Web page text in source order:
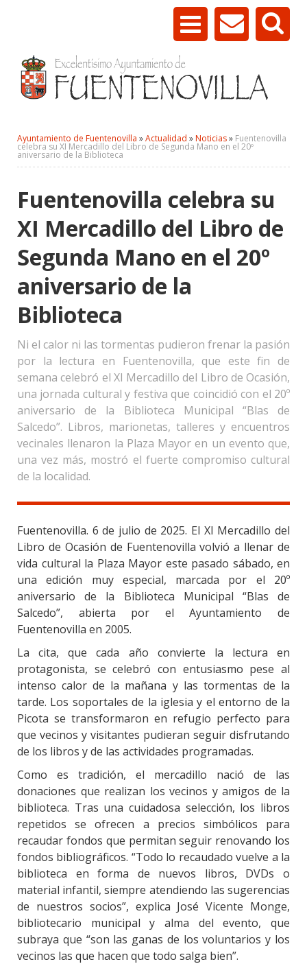
Ayuntamiento de Fuentenovilla »Actualidad »Noticias» Fuentenovilla
celebra su XI Mercadillo del Libro de Segunda Mano en el 20º
aniversario de la Biblioteca
Fuentenovilla celebra su
XI Mercadillo del Libro de
Segunda Mano en el 20º
aniversario de la
Biblioteca
Ni el calor ni las tormentas pudieron frenar la pasión
por la lectura en Fuentenovilla, que este fin de
semana celebró el XI Mercadillo del Libro de Ocasión,
una jornada cultural y festiva que coincidió con el 20º
aniversario de la Biblioteca Municipal “Blas de
Salcedo”. Libros, marionetas, talleres y encuentros
vecinales llenaron la Plaza Mayor en un evento que,
una vez más, mostró el fuerte compromiso cultural
de la localidad.
Fuentenovilla. 6 de julio de 2025. El XI Mercadillo del
Libro de Ocasión de Fuentenovilla volvió a llenar de
vida cultural la Plaza Mayor este pasado sábado, en
una edición muy especial, marcada por el 20º
aniversario de la Biblioteca Municipal “Blas de
Salcedo”, abierta por el Ayuntamiento de
Fuentenovilla en 2005.
La cita, que cada año convierte la lectura en
protagonista, se celebró con entusiasmo pese al
intenso calor de la mañana y las tormentas de la
tarde. Los soportales de la iglesia y el entorno de la
Picota se transformaron en refugio perfecto para
que vecinos y visitantes pudieran seguir disfrutando
de los libros y de las actividades programadas.
Como es tradición, el mercadillo nació de las
donaciones que realizan los vecinos y amigos de la
biblioteca. Tras una cuidadosa selección, los libros
repetidos se ofrecen a precios simbólicos para
recaudar fondos que permitan seguir renovando los
fondos bibliográficos. “Todo lo recaudado vuelve a la
biblioteca en forma de nuevos libros, DVDs o
material infantil, siempre atendiendo las sugerencias
de nuestros socios”, explica José Vicente Monge,
bibliotecario municipal y alma del evento, que
subraya que “son las ganas de los voluntarios y los
vecinos las que hacen que todo salga bien”.